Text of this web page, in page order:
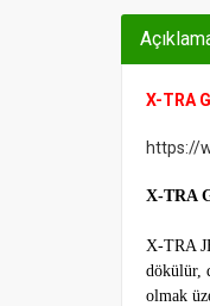
X-TRA
https://
X-TRA
X-TRA
dökülür,
olmak